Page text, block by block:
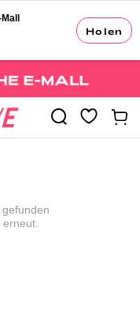
Holen